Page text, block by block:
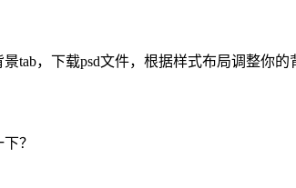
，下载psd文件，根据样式布局调整你
？